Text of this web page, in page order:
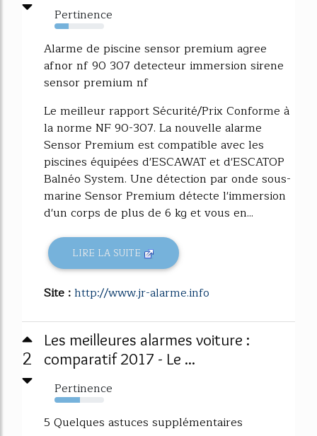
Pertinence
29%
Alarme de piscine sensor premium agree
afnor nf 90 307 detecteur immersion sirene
sensor premium nf
Le meilleur rapport Sécurité/Prix Conforme à
la norme NF 90-307. La nouvelle alarme
Sensor Premium est compatible avec les
piscines équipées d'ESCAWAT et d'ESCATOP
Balnéo System. Une détection par onde sous-
marine Sensor Premium détecte l'immersion
d'un corps de plus de 6 kg et vous en...
LIRE LA SUITE
Site :http://www.jr-alarme.info
2
Les meilleures alarmes voiture :
comparatif 2017 - Le ...
Pertinence
51%
5 Quelques astuces supplémentaires